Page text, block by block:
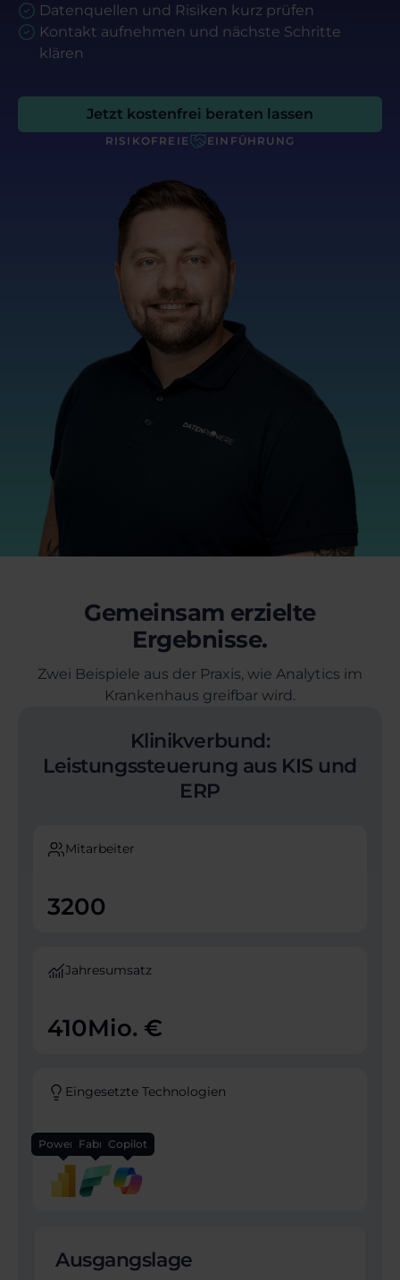
Datenquellen und Risiken kurz prüfen
Kontakt aufnehmen und nächste Schritte
klären
Jetzt kostenfrei beraten lassen
RISIKOFREIE EINFÜHRUNG
Gemeinsam erzielte
Ergebnisse.
Zwei Beispiele aus der Praxis, wie Analytics im
Krankenhaus greifbar wird.
Klinikverbund:
Leistungssteuerung aus KIS und
ERP
Mitarbeiter
3200
Jahresumsatz
410Mio. €
Eingesetzte Technologien
Power BIFabricCopilot
Ausgangslage